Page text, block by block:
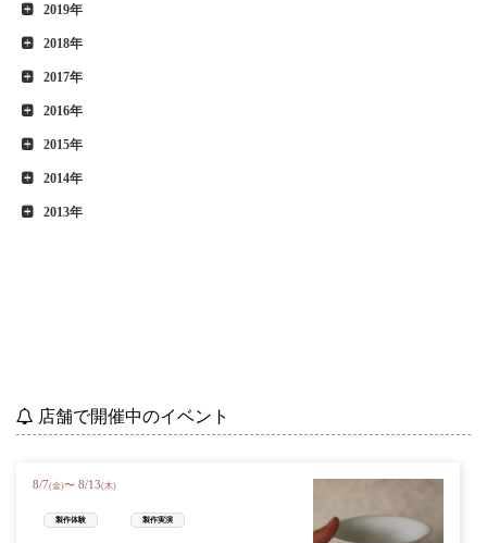
2019年
2018年
2017年
2016年
2015年
2014年
2013年
店舗で開催中のイベント
8/7(金)〜 8/13(木)
製作体験 製作実演